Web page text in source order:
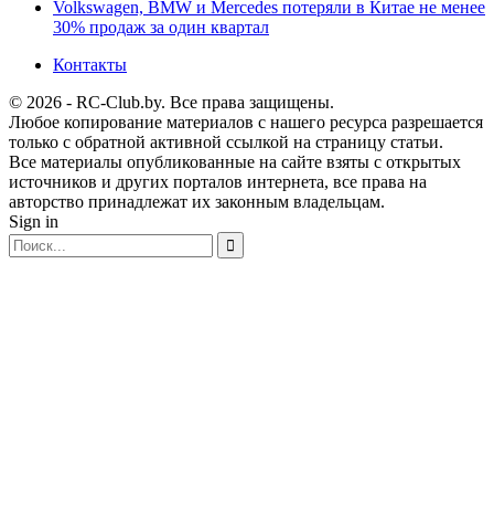
Volkswagen, BMW и Mercedes потеряли в Китае не менее
30% продаж за один квартал
Контакты
© 2026 - RC-Club.by. Все права защищены.
Любое копирование материалов с нашего ресурса разрешается
только с обратной активной ссылкой на страницу статьи.
Все материалы опубликованные на сайте взяты с открытых
источников и других порталов интернета, все права на
авторство принадлежат их законным владельцам.
Sign in